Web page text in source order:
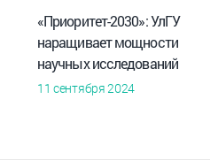
«Приоритет-2030»: УлГУ
наращивает мощности
научных исследований
11 сентября 2024